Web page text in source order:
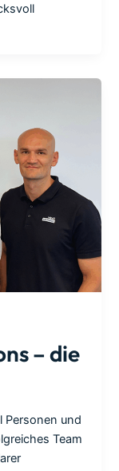
– die
Personen und
Team